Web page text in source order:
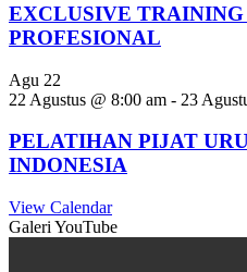
EXCLUSIVE
PROFESIONAL
Agu 22
22 Agustus @ 8:00 am - 23
PELATIHAN PIJAT
INDONESIA
View Calendar
Galeri YouTube